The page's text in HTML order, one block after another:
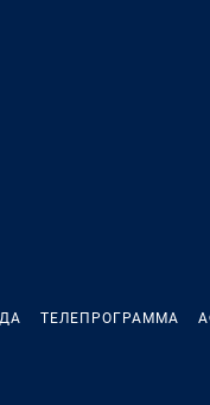
ТЕЛЕПРОГРАММА